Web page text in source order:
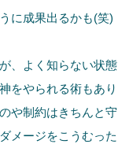
に成果出るかも(笑)
、よく知らない状
をやられる術もあり
や制約はきちんと
メージをこうむっ